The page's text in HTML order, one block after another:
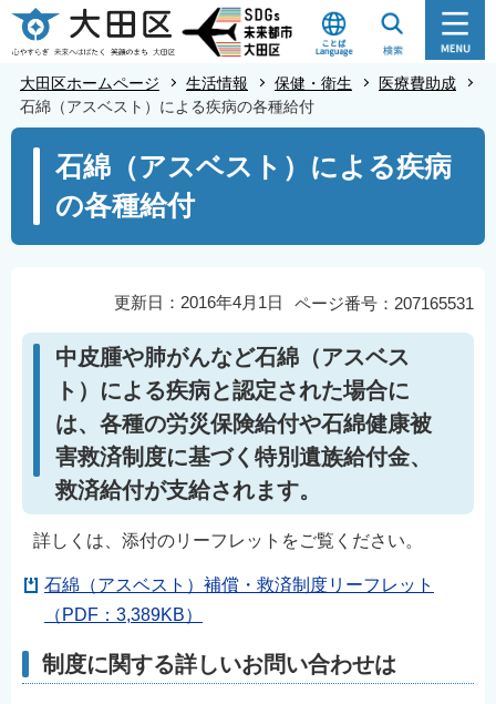
こ
の
ジ
大田区ホームページ 生活情報 保健・衛生
医療費助成
石綿（アスベスト）による疾病の各種給付
石綿（アスベスト）による疾病
の各種給付
ページ番号：207165531
更新日：2016年4月1日
中皮腫や肺がんなど石綿（アスベス
ト）による疾病と認定された場合に
は、各種の労災保険給付や石綿健康被
害救済制度に基づく特別遺族給付金、
救済給付が支給されます。
詳しくは、添付のリーフレットをご覧ください。
石綿（アスベスト）補償・救済制度リーフレット
（PDF：3,389KB）
制度に関する詳しいお問い合わせは